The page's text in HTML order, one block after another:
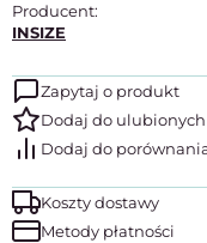
Producent:
INSIZE
Zapytaj o produkt
Koszty dostawy
Metody płatności